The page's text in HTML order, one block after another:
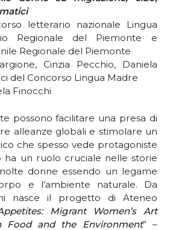
letterario nazionale Lingua
Regionale del Piemonte e
Regionale del Piemonte
Cinzia Pecchio, Daniela
del Concorso Lingua Madre
Finocchi
possono facilitare una presa di
alleanze globali e stimolare un
che spesso vede protagoniste
ha un ruolo cruciale nelle storie
donne essendo un legame
e l’ambiente naturale. Da
nasce il progetto di Ateneo
Migrant Women’s Art
Food and the Environment” –